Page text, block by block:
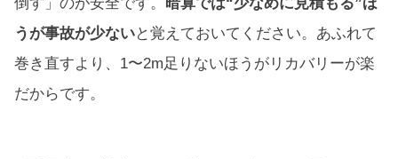
うが事故が少ないと覚えておいてください。あふれて
巻き直すより、1〜2m足りないほうがリカバリーが楽
だからです。